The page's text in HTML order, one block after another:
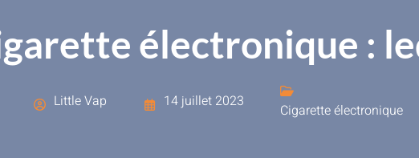
électronique :
Little Vap 14 juillet 2023
Cigarette électronique